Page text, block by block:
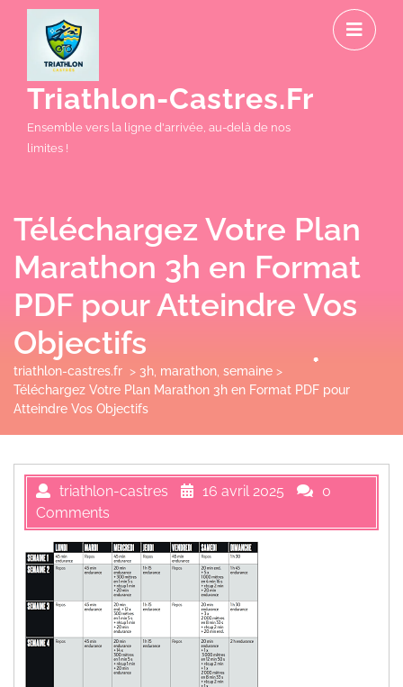
Triathlon-Castres.fr
Ensemble vers la ligne d'arrivée, au-delà de nos
limites !
Téléchargez Votre Plan
Marathon 3h en Format
PDF pour Atteindre Vos
Objectifs
triathlon-castres.fr > 3h marathon semaine >
Téléchargez Votre Plan Marathon 3h en Format PDF pour
Atteindre Vos Objectifs
triathlon-castres 16 avril 2025
0
Comments